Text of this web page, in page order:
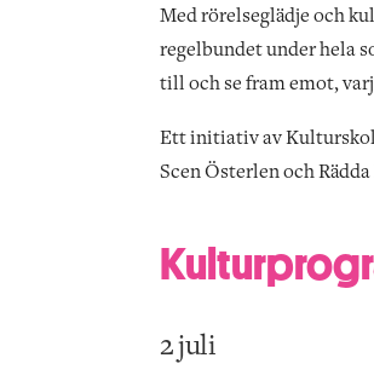
Med rörelseglädje och
regelbundet under hela
till och se fram emot,
Ett initiativ av
Scen Österlen och Rädda
2 juli